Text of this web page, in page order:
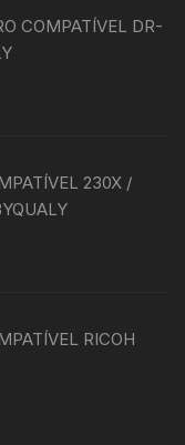
COMPATÍVEL DR-
230X /
RICOH